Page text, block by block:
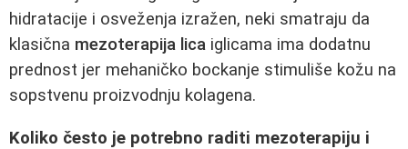
hidratacije i osveženja izražen, neki smatraju da
klasična mezoterapija lica iglicama ima dodatnu
prednost jer mehaničko bockanje stimuliše kožu na
sopstvenu proizvodnju kolagena.
Koliko često je potrebno raditi mezoterapiju i